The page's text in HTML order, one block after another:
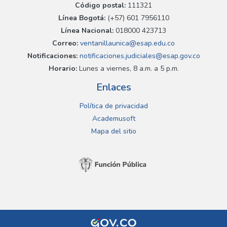
Código postal: 111321
Línea Bogotá:(+57) 601 7956110
Línea Nacional: 018000 423713
Correo: ventanillaunica@esap.edu.co
Notificaciones:notificaciones.judiciales@esap.gov.co
Horario:Lunes a viernes, 8 a.m. a 5 p.m.
Enlaces
Política de privacidad
Academusoft
Mapa del sitio